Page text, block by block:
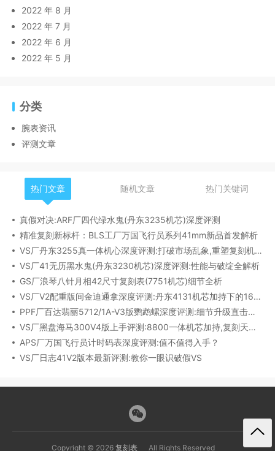
2022 年 8 月
2022 年 7 月
2022 年 6 月
2022 年 5 月
分类
腕表资讯
评测文章
热门文章 随机文章 热门关键词
真假对决:ARF厂四代绿水鬼(丹东3235机芯)深度评测
精准复刻新标杆：BLS工厂万国飞行员系列41mm新品首发解析
VS厂丹东3255真一体机心深度评测:打破市场乱象,重塑复刻机芯新标杆​
VS厂41无历黑水鬼(丹东3230机芯)深度评测:性能与破绽全解析
GS厂浪琴八针月相42尺寸复刻表(7751机芯)细节全析
VS厂V2配重版间金迪通拿深度评测:丹东4131机芯加持下的165克精密之作​
PPF厂百达翡丽5712/1A-V3版鹦鹉螺深度评测:细节升级直击正品
VS厂黑盘海马300V4版上手评测:8800一体机芯加持,复刻天花板实至名归?
APS厂万国飞行员计时码表深度评测:值不值得入手？
VS厂日志41V2版本最新评测:教你一眼识破假VS
Copyright © 2026 复刻表 All Rights Reserved